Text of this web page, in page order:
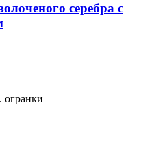
серебра с
огранки